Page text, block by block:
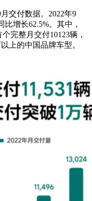
交付数据。2022年9
增长62.5%。其中，
完整月交付10123辆，
上的中国品牌车型。